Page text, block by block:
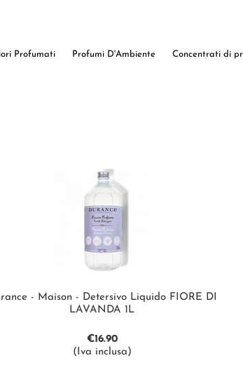
Profumati Profumi D'Ambiente Concentrati di
- Maison - Detersivo Liquido FIORE DI
LAVANDA 1L
€16.90
(Iva inclusa)